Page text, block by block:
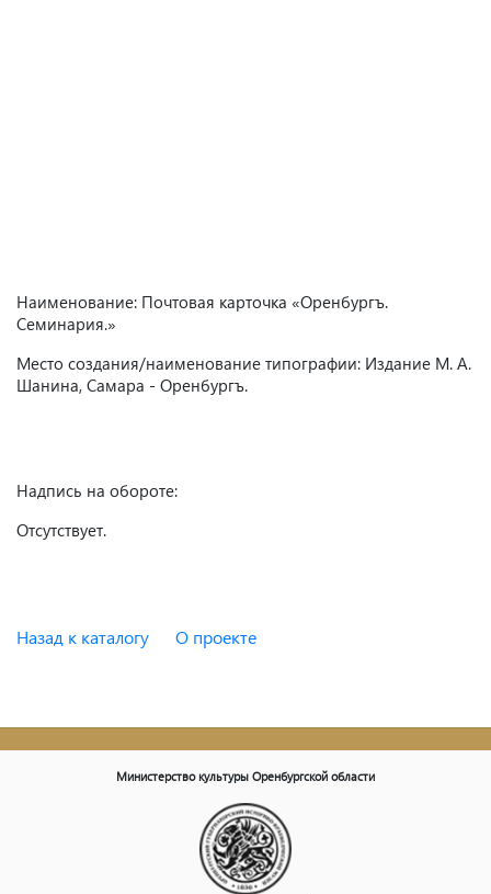
Наименование: Почтовая карточка «Оренбургъ.
Семинария.»
Место создания/наименование типографии: Издание М. А.
Шанина, Самара - Оренбургъ.
Надпись на обороте:
Отсутствует.
Назад к каталогу О проекте
Министерство культуры Оренбургской области